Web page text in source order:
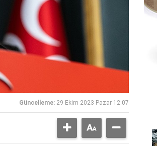
Güncelleme: 29 Ekim 2023 Pazar 12:07